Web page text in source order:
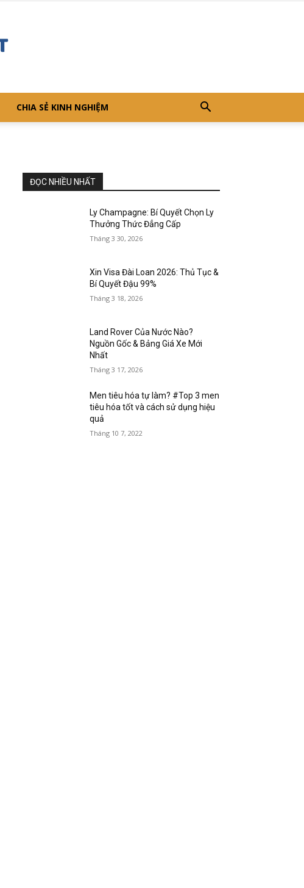
CHIA SẺ KINH NGHIỆM
ĐỌC NHIỀU NHẤT
Ly Champagne: Bí Quyết Chọn Ly
Thưởng Thức Đẳng Cấp
Tháng 3 30, 2026
Xin Visa Đài Loan 2026: Thủ Tục &
Bí Quyết Đậu 99%
Tháng 3 18, 2026
Land Rover Của Nước Nào?
Nguồn Gốc & Bảng Giá Xe Mới
Nhất
Tháng 3 17, 2026
Men tiêu hóa tự làm? #Top 3 men
tiêu hóa tốt và cách sử dụng hiệu
quả
Tháng 10 7, 2022